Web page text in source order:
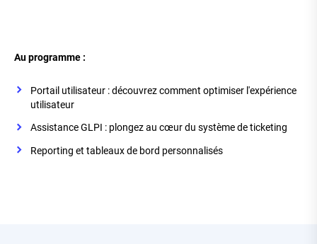
de
Au programme :
Portail utilisateur : découvrez comment optimiser l'expérience
utilisateur
Assistance GLPI : plongez au cœur du système de ticketing
Reporting et tableaux de bord personnalisés